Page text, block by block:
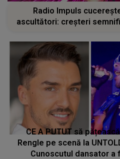
Radio Impuls
ascultători: creșteri
CE A PUTUT să
Rengle pe scenă la
Cunoscutul dansator a